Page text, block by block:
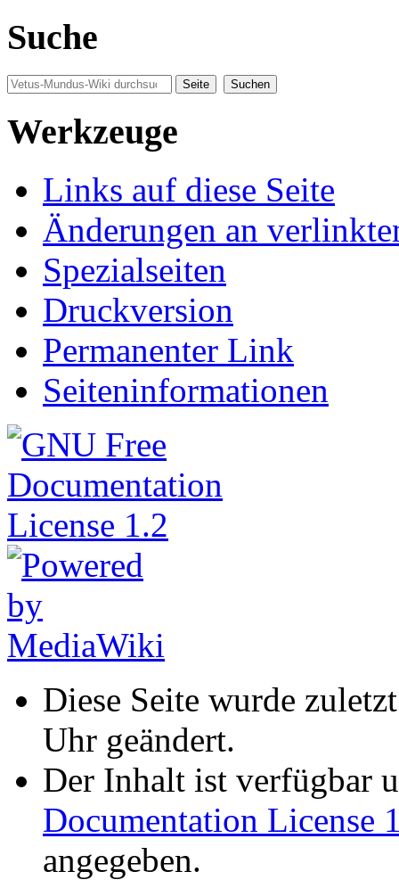
Suche
Werkzeuge
Links auf diese Seite
Änderungen an
Spezialseiten
Druckversion
Permanenter Link
Seiten­informationen
Diese Seite wurde
Uhr geändert.
Der Inhalt ist verfügbar
Documentation License
angegeben.